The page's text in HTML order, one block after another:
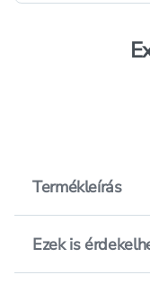
Termékleírás
Ezek is